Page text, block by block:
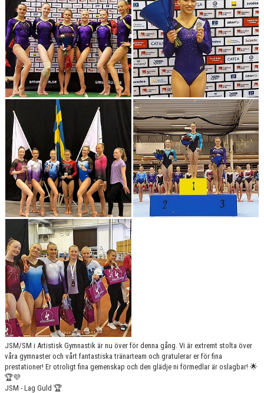
JSM/SM i Artistisk Gymnastik är nu över för denna gång. Vi är extremt stolta över
våra gymnaster och vårt fantastiska tränarteam och gratulerar er för fina
prestationer! Er otroligt fina gemenskap och den glädje ni förmedlar är oslagbar! 🌟
🏆💜
JSM - Lag Guld 🏆